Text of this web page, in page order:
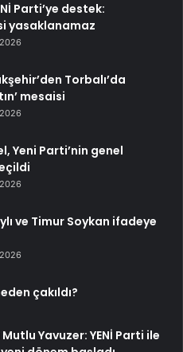
Parti’ye destek:
yasaklanamaz
Torbalı’da
mesaisi
Yeni Parti’nin genel
ve Timur Soykan ifadeye
çakıldı?
Mutlu Yavuzer: YENİ Parti ile